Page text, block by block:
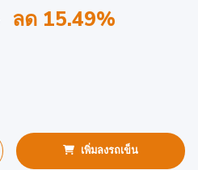
ลด 15.49%
เพิ่มลงรถเข็น